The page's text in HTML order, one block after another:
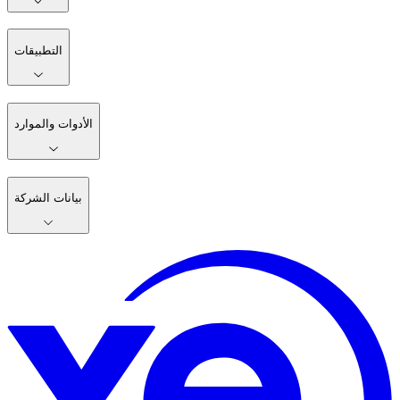
التطبيقات
الأدوات والموارد
بيانات الشركة